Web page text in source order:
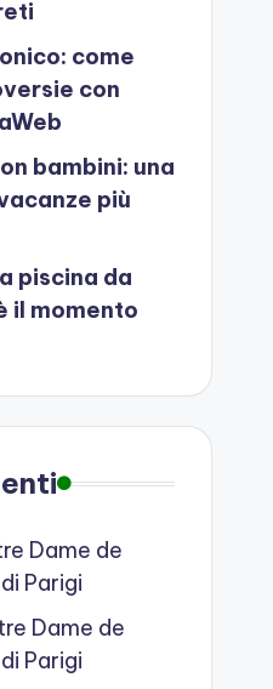
come
con
bambini: una
più
piscina da
il momento
Dame de
Parigi
Dame de
Parigi